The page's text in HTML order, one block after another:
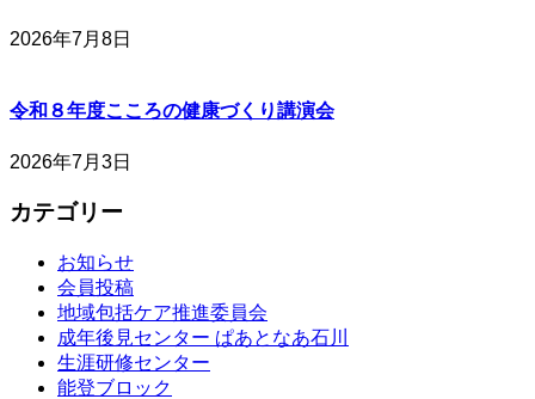
2026年7月8日
令和８年度こころの健康づくり講演会
2026年7月3日
カテゴリー
お知らせ
会員投稿
地域包括ケア推進委員会
成年後見センター ぱあとなあ石川
生涯研修センター
能登ブロック